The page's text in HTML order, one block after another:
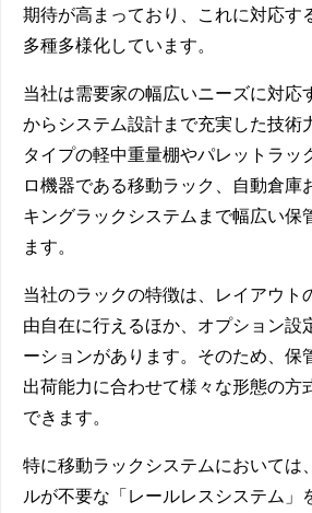
期待が高まっており、これに対応す
多種多様化しています。
当社は需要家の幅広いニーズに対応
からシステム設計まで充実した技術
タイプの軽中重量棚やパレットラッ
ロ機器である移動ラック、自動倉庫
キングラックシステムまで幅広い保
ます。
当社のラックの特徴は、レイアウト
由自在に行えるほか、オプション設
ーションがあります。そのため、保
出荷能力に合わせて様々な形態の方
できます。
特に移動ラックシステムにおいては
ルが不要な「レールレスシステム」